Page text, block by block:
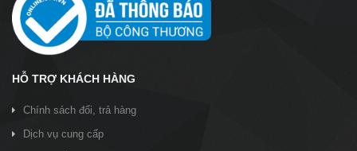
HỖ TRỢ KHÁCH HÀNG
Chính sách đổi, trả hàng
Dịch vụ cung cấp